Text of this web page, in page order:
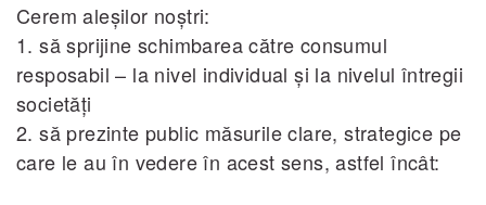
Cerem aleşilor noştri:
1. să sprijine schimbarea către consumul
resposabil – la nivel individual şi la nivelul întregii
societăţi
2. să prezinte public măsurile clare, strategice pe
care le au în vedere în acest sens, astfel încât: